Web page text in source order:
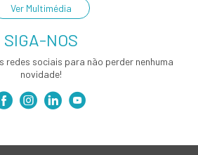
Ver Multimédia
SIGA-NOS
redes sociais para não perder nenhuma
novidade!